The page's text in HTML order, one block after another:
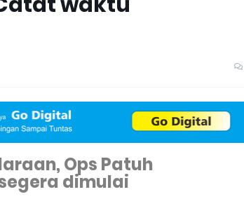
Ops Patuh
dimulai